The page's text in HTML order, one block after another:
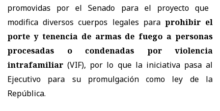
promovidas por el Senado para el proyecto que
modifica diversos cuerpos legales paraprohibir el
porte y tenencia de armas de fuego a personas
procesadas o condenadas por violencia
intrafamiliar (VIF), por lo que la iniciativa pasa al
Ejecutivo para su promulgación como ley de la
República.